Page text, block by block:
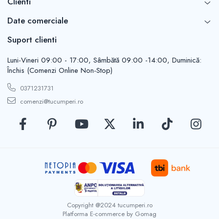
Casute de gradina
Conexpanduri & ancore
Cuie tapiterie
Dibluri
Distantieri
Filiere
Lacate
Manere usi
Date comerciale
Suport clienti
Luni-Vineri 09:00 - 17:00, Sâmbătă 09:00 -14:00, Duminică:
Închis (Comenzi Online Non-Stop)
0371231731
comenzi@tucumperi.ro
Copyright @2024 tucumperi.ro
Platforma E-commerce by Gomag